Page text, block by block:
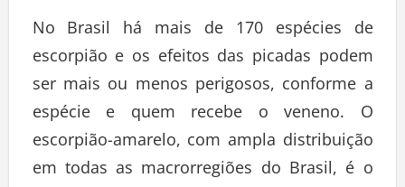
No Brasil há mais de 170 espécies de
escorpião e os efeitos das picadas podem
ser mais ou menos perigosos, conforme a
espécie e quem recebe o veneno. O
escorpião-amarelo, com ampla distribuição
em todas as macrorregiões do Brasil, é o